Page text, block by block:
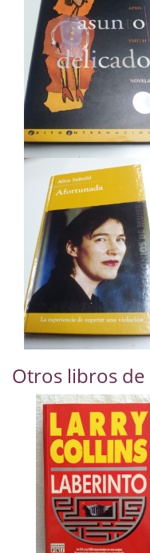
Infantil y juvenil. Nuevo!!
Infantil y juvenil. Nuevo!!!
Informática
Literatura hispanoamericana
Mafia y espionaje
Matemáticas
Medicina
Música
Novela Extranjera
Novela fantástica
Novela histórica
Novela negra
Novela romántica
Otros libros de